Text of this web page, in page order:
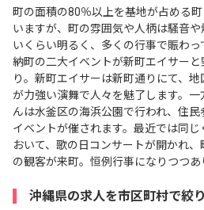
町の面積の80％以上を基地が占める
いますが、町の雰囲気や人柄は騒音
いくらい明るく、多くの行事で賑わっ
納町の二大イベントが新町エイサー
り。新町エイサーは新町通りにて、
が力強い演舞で人々を魅了します。一
んは水釜区の海浜公園で行われ、住民
イベントが催されます。最近では同じ
おいて、歌の日コンサートが開かれ、
の観客が来町。恒例行事になりつつあ
沖縄県の求人を市区町村で絞